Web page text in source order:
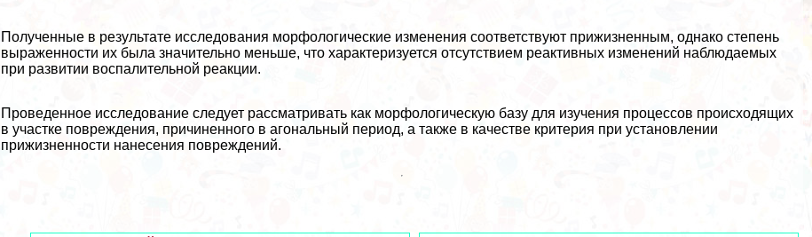
Полученные в результате исследования морфологические изменения соответствуют прижизненным, однако степень
выраженности их была значительно меньше, что хаpaктеризуется отсутствием реактивных изменений наблюдаемых
при развитии воспалительной реакции.
Проведенное исследование следует рассматривать как морфологическую базу для изучения процессов происходящих
в участке повреждения, причиненного в агональный период, а также в качестве критерия при установлении
прижизненности нанесения повреждений.